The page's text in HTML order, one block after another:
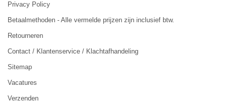
Privacy Policy
Betaalmethoden - Alle vermelde prijzen zijn inclusief btw.
Retourneren
Contact / Klantenservice / Klachtafhandeling
Sitemap
Vacatures
Verzenden